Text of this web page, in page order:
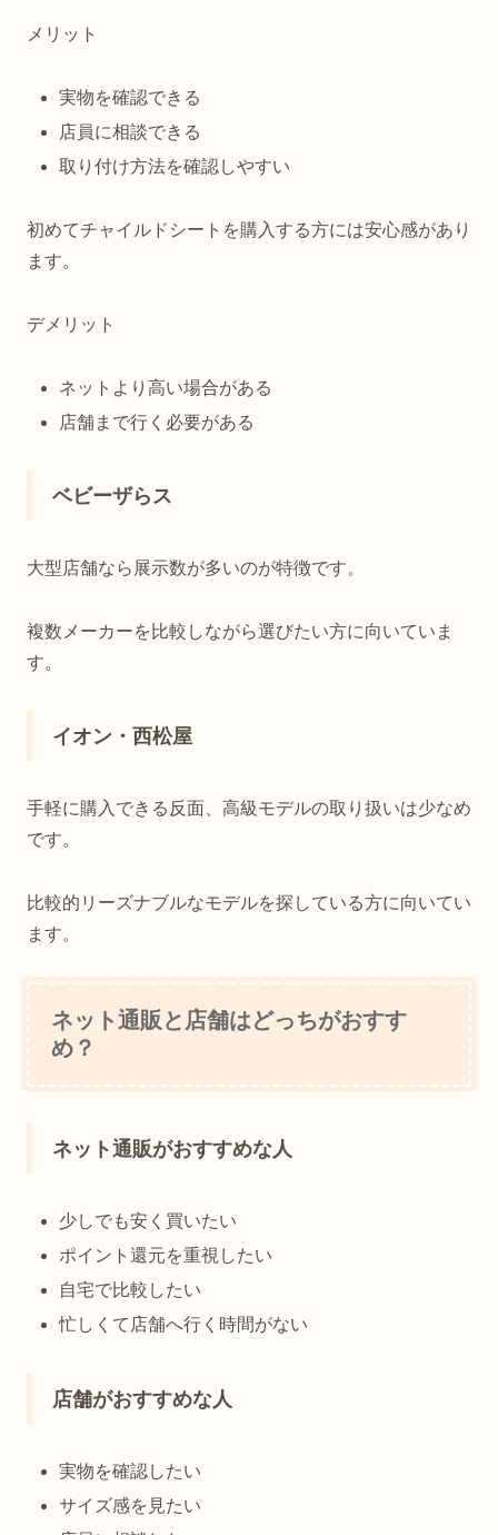
メリット
実物を確認できる
店員に相談できる
取り付け方法を確認しやすい
初めてチャイルドシートを購入する方には安心感があり
ます。
デメリット
ネットより高い場合がある
店舗まで行く必要がある
ベビーザらス
大型店舗なら展示数が多いのが特徴です。
複数メーカーを比較しながら選びたい方に向いていま
す。
イオン・西松屋
手軽に購入できる反面、高級モデルの取り扱いは少なめ
です。
比較的リーズナブルなモデルを探している方に向いてい
ます。
ネット通販と店舗はどっちがおすす
め？
ネット通販がおすすめな人
少しでも安く買いたい
ポイント還元を重視したい
自宅で比較したい
忙しくて店舗へ行く時間がない
店舗がおすすめな人
実物を確認したい
サイズ感を見たい